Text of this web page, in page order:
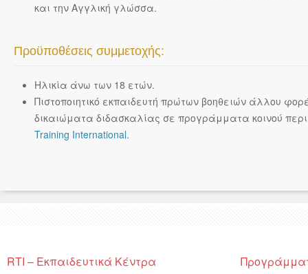
και την Αγγλική γλώσσα.
Προϋποθέσεις συμμετοχής:
Ηλικία άνω των 18 ετών.
Πιστοποιητικό εκπαιδευτή πρώτων βοηθειών άλλου
δικαιώματα διδασκαλίας σε προγράμματα κοινού
Training International.
RTI – Εκπαιδευτικά Κέντρα